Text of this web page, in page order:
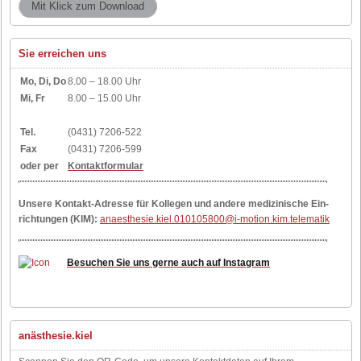
Sie erreichen uns
Mo, Di, Do8.00 – 18.00 Uhr
Mi, Fr
8.00 – 15.00 Uhr
Tel.
(0431) 7206-522
Fax
(0431) 7206-599
oder per
Kontaktformular
Un­se­re Kon­takt-Adres­se für Kol­le­gen und an­de­re me­di­zi­ni­sche Ein­
rich­tun­gen (KIM): anaesthesie.kiel.010105800@i-motion.kim.telematik
Besuchen Sie uns gerne auch auf Instagram
anästhesie.kiel